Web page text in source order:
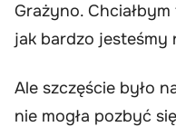
Grażyno.
jak bardzo jesteśmy
Ale szczęście było
nie mogła pozbyć